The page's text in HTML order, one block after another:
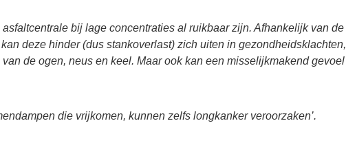
bij lage concentraties al ruikbaar zijn. Afhankelijk van de
deze hinder (dus stankoverlast) zich uiten in gezondheidsklachten,
de ogen, neus en keel. Maar ook kan een misselijkmakend gevoel
die vrijkomen, kunnen zelfs longkanker veroorzaken’.